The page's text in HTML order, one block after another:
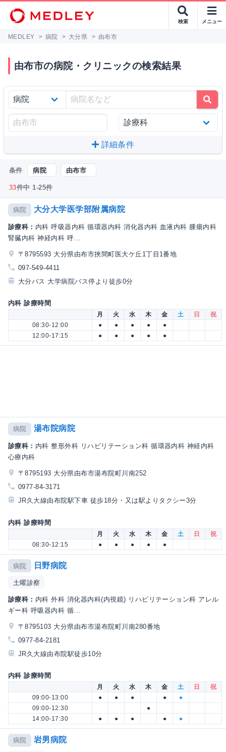
検索 メニュー
MEDLEY > 病院 > 大分県 > 由布市
由布市の病院・クリニックの検索結果
詳細条件
条件 病院 由布市
33件中 1-25件
病院 大分大学医学部附属病院
診療科： 内科 呼吸器内科 循環器内科 消化器内科 血液内科 腫瘍内科
腎臓内科 神経内科 呼...
〒8795593 大分県由布市挾間町医大ケ丘1丁目1番地
097-549-4411
大分バス 大学病院バス停より徒歩0分
内科 診療時間
月 火 水 木 金 土 日
祝
08:30-12:00
● ● ● ●
●
12:00-17:15
● ● ● ● ●
病院 湯布院病院
診療科： 内科 整形外科 リハビリテーション科 循環器内科 神経内科
心療内科
〒8795193 大分県由布市湯布院町川南252
0977-84-3171
JR久大線由布院駅下車 徒歩18分・又は駅よりタクシー3分
内科 診療時間
月 火 水 木 金 土 日
祝
08:30-12:15
● ● ● ● ●
病院 日野病院
土曜診察
診療科： 内科 外科 消化器内科(内視鏡) リハビリテーション科 アレル
ギー科 呼吸器内科 循...
〒8795103 大分県由布市湯布院町川南280番地
0977-84-2181
JR久大線由布院駅徒歩10分
内科 診療時間
月 火 水 木 金 土 日
祝
09:00-13:00
● ● ● ●
●
09:00-12:30
●
14:00-17:30
● ● ● ● ●
病院 岩男病院